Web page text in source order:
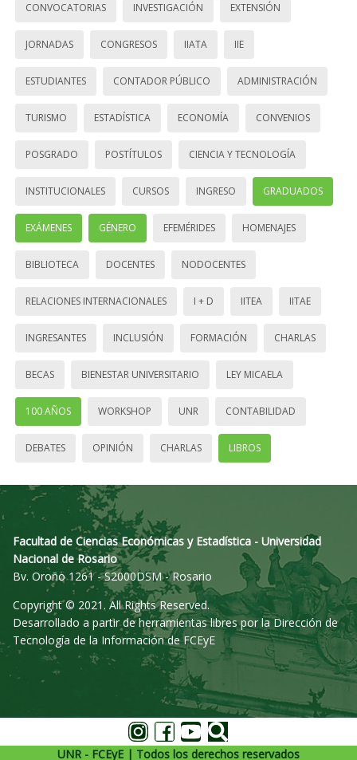
CONVOCATORIAS INVESTIGACIÓN EXTENSIÓN
JORNADAS CONGRESOS IIATA IIE
ESTUDIANTES CONTADOR PÚBLICO ADMINISTRACIÓN
TURISMO ESTADÍSTICA ECONOMÍA CONVENIOS
POSGRADO POSTÍTULOS CIENCIA Y TECNOLOGÍA
INSTITUCIONALES CURSOS INGRESO GRADUADOS
EXÁMENES GÉNERO EFEMÉRIDES HOMENAJES
BIBLIOTECA DOCENTES NODOCENTES
RELACIONES INTERNACIONALES I + D IITEA IITAE
INGRESANTES INCLUSIÓN FORMACIÓN CHARLAS
BECAS BIENESTAR UNIVERSITARIO LEY MICAELA
100 AÑOS WORKSHOP UNR CONTABILIDAD
DEBATES OPINIÓN CHARLAS LIBROS
Facultad de Ciencias Económicas y Estadística - Universidad
Nacional de Rosario
Bv. Oroño 1261 - S2000DSM - Rosario
Copyright © 2021. All Rights Reserved.
Desarrollado a partir de herramientas libres por la Dirección de
Tecnología de la Información de FCEyE
UNR - FCEyE | Todos los derechos reservados